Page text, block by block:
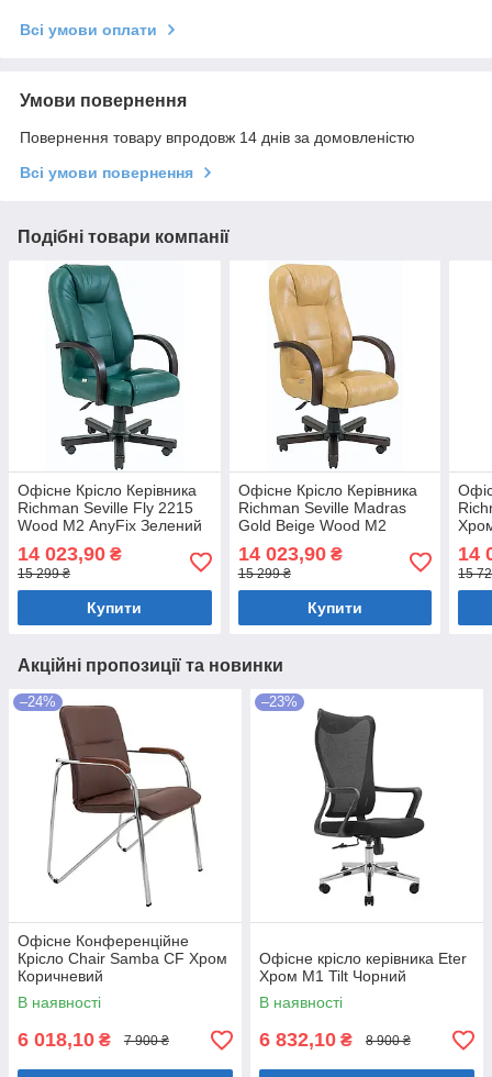
Всі умови оплати
Умови повернення
Повернення товару впродовж 14 днів за домовленістю
Всі умови повернення
Подібні товари компанії
Офісне Крісло Керівника
Richman Seville Fly 2215
Wood М2 AnyFix Зелений
14 023,90 ₴
15 299 ₴
Купити
Офісне Крісло Керівника
Richman Seville Madras
Gold Beige Wood М2
AnyFix Бежевий
14 023,90₴
15 299 ₴
Купити
14
15
Акційні пропозиції та новинки
–24%
Офісне Конференційне
Крісло Chair Samba CF Хром
Коричневий
В наявності
6 018,10 ₴ 7 900 ₴
–23%
Офісне крісло керівника Eter
Хром M1 Tilt Чорний
В наявності
6 832,10 ₴ 8 900 ₴